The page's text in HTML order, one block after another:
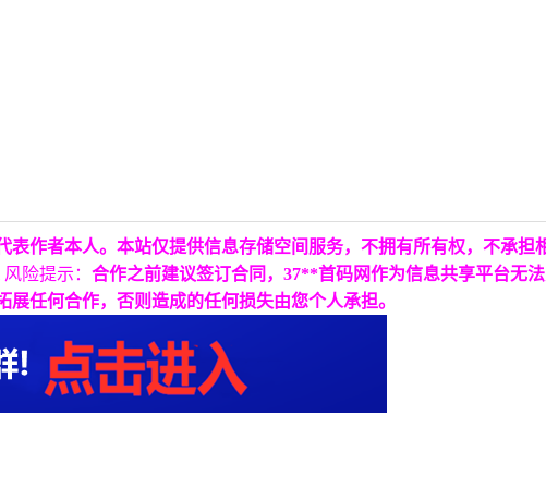
表作者本人。本站仅提供信息存储空间服务，不拥有所有权，不承
风险提示： 合作之前建议签订合同，37**首码网作为信息共享平台无
任何合作，否则造成的任何损失由您个人承担。